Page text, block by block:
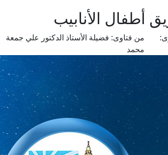
أطفال الأنابيب
من فتاوى: فضيلة الأستاذ الدكتور علي جمعة
محمد